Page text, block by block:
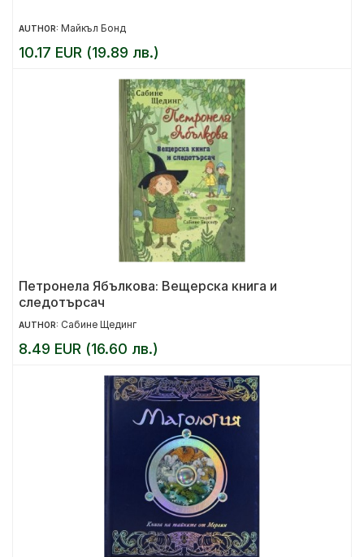
AUTHOR: Майкъл Бонд
10.17 EUR (19.89 лв.)
Петронела Ябълкова: Вещерска книга и
следотърсач
AUTHOR: Сабине Щединг
8.49 EUR (16.60 лв.)